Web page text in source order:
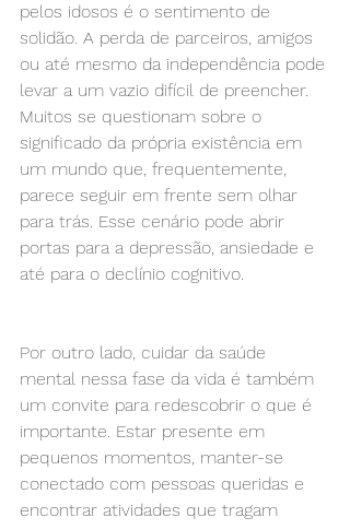
pelos idosos é o sentimento de
solidão. A perda de parceiros, amigos
ou até mesmo da independência pode
levar a um vazio difícil de preencher.
Muitos se questionam sobre o
significado da própria existência em
um mundo que, frequentemente,
parece seguir em frente sem olhar
para trás. Esse cenário pode abrir
portas para a depressão, ansiedade e
até para o declínio cognitivo.
Por outro lado, cuidar da saúde
mental nessa fase da vida é também
um convite para redescobrir o que é
importante. Estar presente em
pequenos momentos, manter-se
conectado com pessoas queridas e
encontrar atividades que tragam